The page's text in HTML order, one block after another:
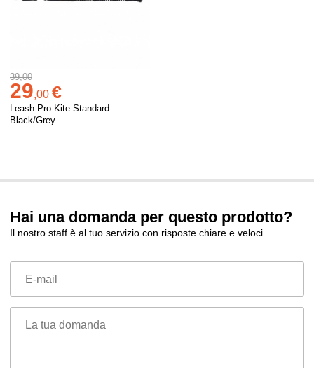
39,00
29,00 €
Leash Pro Kite Standard
Black/Grey
Hai una domanda per questo prodotto?
Il nostro staff è al tuo servizio con risposte chiare e veloci.
E-mail
La tua domanda